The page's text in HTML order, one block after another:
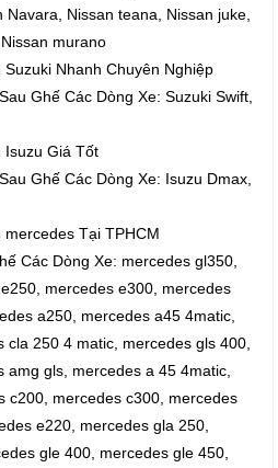
Navara, Nissan teana, Nissan juke,
murano
Nhanh Chuyên Nghiệp
Các Dòng Xe: Suzuki Swift,
Giá Tốt
Các Dòng Xe: Isuzu Dmax,
Tại TPHCM
Các Dòng Xe: mercedes gl350,
mercedes e300, mercedes
a250, mercedes a45 4matic,
cla 250 4 matic, mercedes gls 400,
amg gls, mercedes a 45 4matic,
c200, mercedes c300, mercedes
e220, mercedes gla 250,
gle 400, mercedes gle 450,